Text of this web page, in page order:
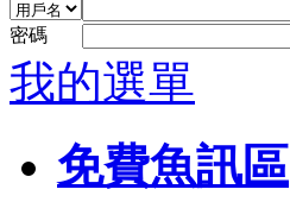
密碼
我的選單
免費魚訊區